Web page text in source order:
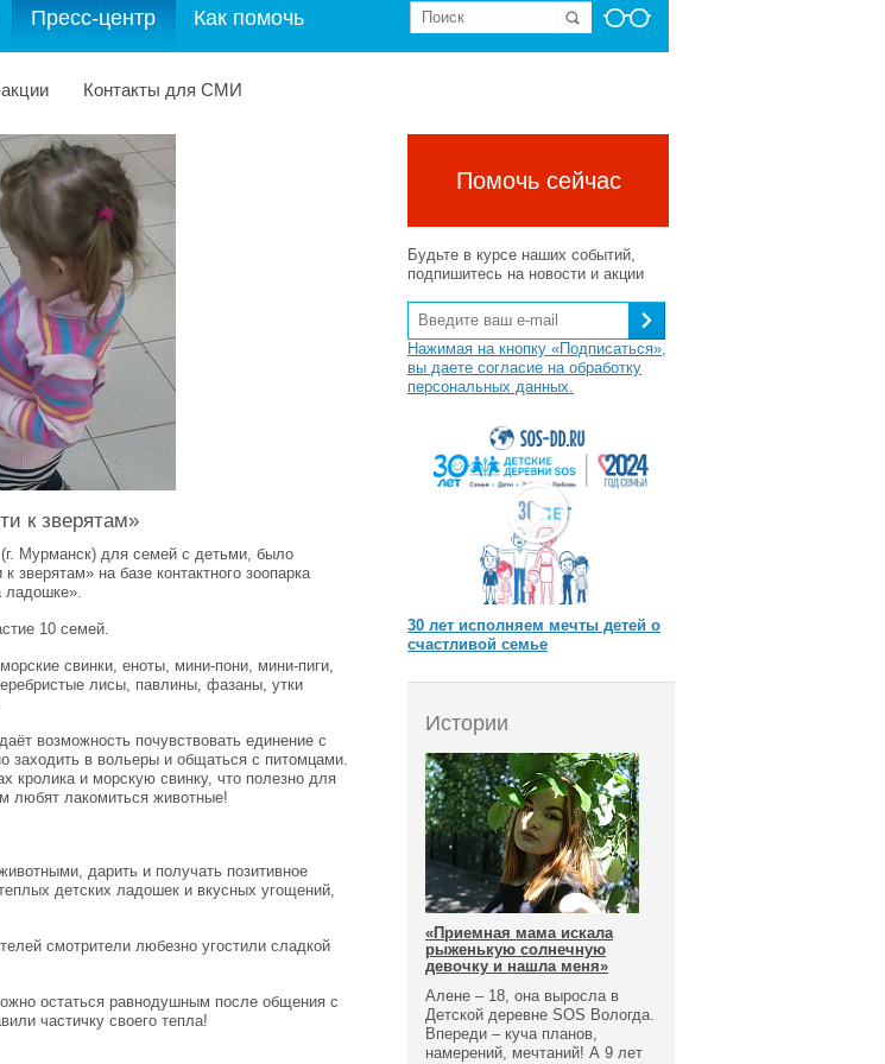
Пресс-центр Как помочь
Контакты для СМИ
к зверятам»
Мурманск) для семей с детьми, было
зверятам» на базе контактного зоопарка
ладошке».
10 семей.
свинки, еноты, мини-пони, мини-пиги,
лисы, павлины, фазаны, утки
возможность почувствовать единение с
заходить в вольеры и общаться с питомцами.
кролика и морскую свинку, что полезно для
любят лакомиться животные!
дарить и получать позитивное
детских ладошек и вкусных угощений,
смотрители любезно угостили сладкой
остаться равнодушным после общения с
частичку своего тепла!
Помочь сейчас
Будьте в курсе наших событий,
подпишитесь на новости и акции
Нажимая на кнопку «Подписаться»,
вы даете согласие на обработку
персональных данных.
30 лет исполняем мечты детей о
счастливой семье
Истории
«Приемная мама искала
рыженькую солнечную
девочку и нашла меня»
Алене – 18, она выросла в
Детской деревне SOS Вологда.
Впереди – куча планов,
намерений, мечтаний! А 9 лет